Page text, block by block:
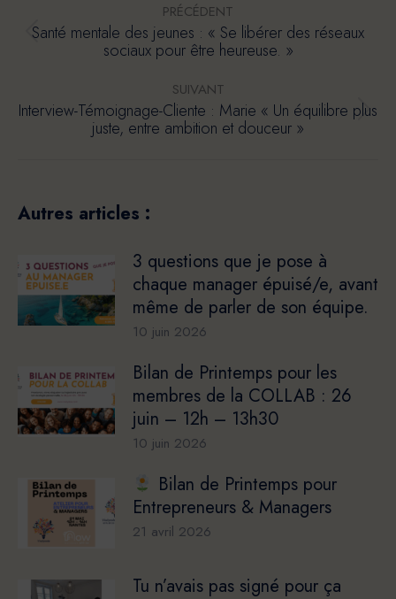
article PRÉCÉDENT
Article
précédent
:
Santé mentale des jeunes : « Se libérer des réseaux
sociaux pour être heureuse. »
SUIVANT
Article
suivant
Interview-Témoignage-Cliente : Marie « Un équilibre plus
juste, entre ambition et douceur »
Autres articles :
3 questions que je pose à
chaque manager épuisé/e, avant
même de parler de son équipe.
10 juin 2026
Bilan de Printemps pour les
membres de la COLLAB : 26
juin – 12h – 13h30
10 juin 2026
Bilan de Printemps pour
Entrepreneurs & Managers
21 avril 2026
Tu n’avais pas signé pour ça